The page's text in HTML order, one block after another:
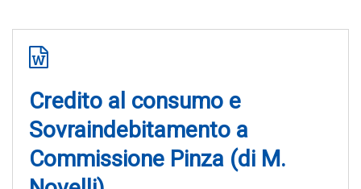
Credito al consumo e
Sovraindebitamento a
Commissione Pinza (di M.